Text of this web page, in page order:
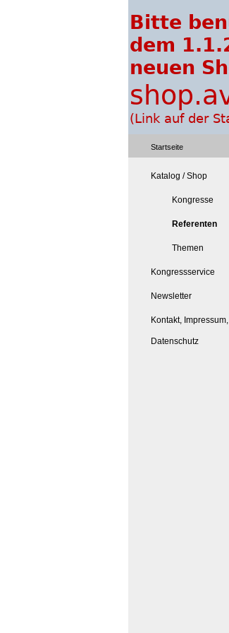
Startseite
Katalog / Shop
Kongresse
Referenten
Themen
Kongressservice
Newsletter
Kontakt, Impressum,
Datenschutz